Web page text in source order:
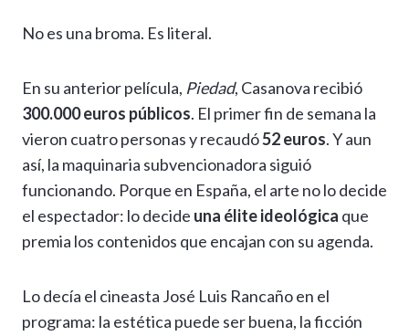
No es una broma. Es literal.
En su anterior película, Piedad, Casanova recibió
300.000 euros públicos. El primer fin de semana la
vieron cuatro personas y recaudó52 euros. Y aun
así, la maquinaria subvencionadora siguió
funcionando. Porque en España, el arte no lo decide
el espectador: lo decide una élite ideológica que
premia los contenidos que encajan con su agenda.
Lo decía el cineasta José Luis Rancaño en el
programa: la estética puede ser buena, la ficción